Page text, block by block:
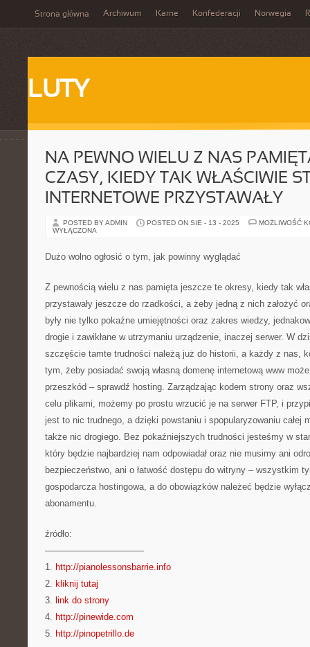
Strona główna Archiwum Karne Konfederacji Norwegia
LUTY
NA PEWNO WIELU Z NAS
CZASY, KIEDY TAK WŁAŚCIWIE
INTERNETOWE PRZYSTAWAŁY
POSTED BY ADMIN POSTED ON SIE - 13 - 2025
MOŻLIWOŚĆ
WYŁĄCZONA
Dużo wolno ogłosić o tym, jak powinny wyglądać
Z pewnością wielu z nas pamięta jeszcze te okresy, kiedy tak
przystawały jeszcze do rzadkości, a żeby jedną z nich założyć
były nie tylko pokaźne umiejętności oraz zakres wiedzy,
drogie i zawikłane w utrzymaniu urządzenie, inaczej serwer. W
szczęście tamte trudności należą już do historii, a każdy z nas,
tym, żeby posiadać swoją własną domenę internetową www
przeszkód – sprawdź hosting. Zarządzając kodem strony oraz
celu plikami, możemy po prostu wrzucić je na serwer FTP, i
jest to nic trudnego, a dzięki powstaniu i spopularyzowaniu całej
także nic drogiego. Bez pokaźniejszych trudności jesteśmy w
który będzie najbardziej nam odpowiadał oraz nie musimy ani
bezpieczeństwo, ani o łatwość dostępu do witryny – wszystkim
gospodarcza hostingowa, a do obowiązków należeć będzie
abonamentu.
źródło:
———————————
1. http://pianolessonsbarrie.info
2. kliknij tutaj
3. link do strony
4. http://pinewide.com
5. http://pinopetrillo.de